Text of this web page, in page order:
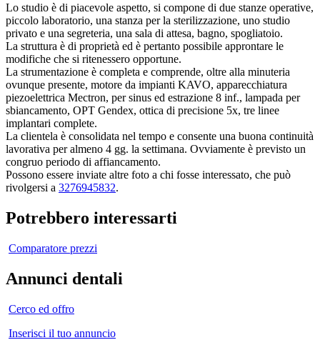
Lo studio è di piacevole aspetto, si compone di due stanze operative,
piccolo laboratorio, una stanza per la sterilizzazione, uno studio
privato e una segreteria, una sala di attesa, bagno, spogliatoio.
La struttura è di proprietà ed è pertanto possibile approntare le
modifiche che si ritenessero opportune.
La strumentazione è completa e comprende, oltre alla minuteria
ovunque presente, motore da impianti KAVO, apparecchiatura
piezoelettrica Mectron, per sinus ed estrazione 8 inf., lampada per
sbiancamento, OPT Gendex, ottica di precisione 5x, tre linee
implantari complete.
La clientela è consolidata nel tempo e consente una buona continuità
lavorativa per almeno 4 gg. la settimana. Ovviamente è previsto un
congruo periodo di affiancamento.
Possono essere inviate altre foto a chi fosse interessato, che può
rivolgersi a 3276945832.
Potrebbero interessarti
Comparatore prezzi
Annunci dentali
Cerco ed offro
Inserisci il tuo annuncio